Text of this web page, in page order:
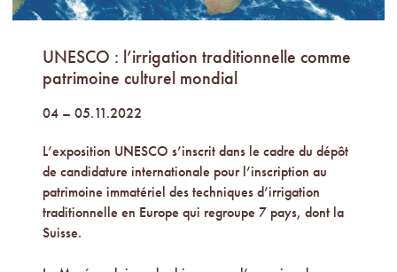
UNESCO : l’irrigation traditionnelle comme
patrimoine culturel mondial
04 – 05.11.2022
L’exposition UNESCO s’inscrit dans le cadre du dépôt
de candidature internationale pour l’inscription au
patrimoine immatériel des techniques d’irrigation
traditionnelle en Europe qui regroupe 7 pays, dont la
Suisse.